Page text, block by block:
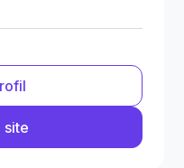
site